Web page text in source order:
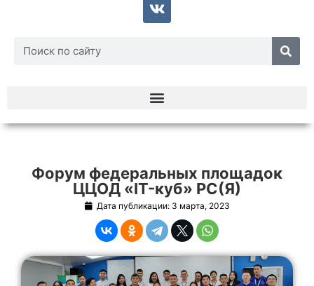
Форум федеральных площадок
ЦЦОД «IT-куб» РС(Я)
Дата публикации: 3 марта, 2023